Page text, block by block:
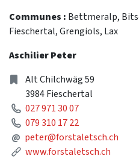
Communes : Bettmeralp,
Fieschertal, Grengiols, Lax
Aschilier Peter
Address
Alt Chilchwäg 59
3984 Fieschertal
Phone
027 971 30 07
Phone
079 310 17 22
@ Mail
peter@forstaletsch.ch
Link
www.forstaletsch.ch